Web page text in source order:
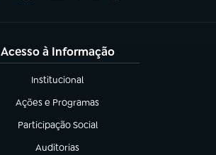
Acesso à Informação
Institucional
(abre em nova aba)
Ações e Programas
(abre em nova aba)
Participação Social
(abre em nova aba)
Auditorias
(abre em nova aba)